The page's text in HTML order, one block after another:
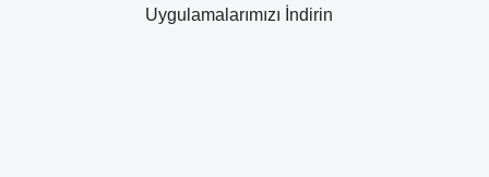
Uygulamalarımızı İndirin